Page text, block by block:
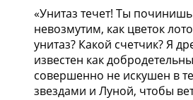
«Унитаз течет! Ты
невозмутим, как цветок
унитаз? Какой счетчик? Я
известен как
совершенно не искушен в
звездами и Луной, чтобы